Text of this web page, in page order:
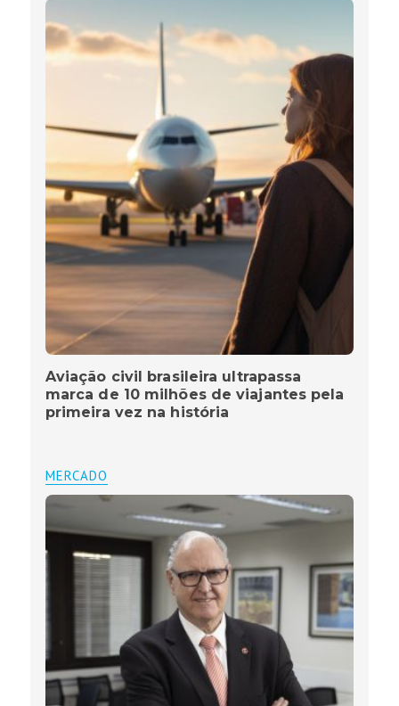
Aviação civil brasileira ultrapassa
marca de 10 milhões de viajantes pela
primeira vez na história
MERCADO